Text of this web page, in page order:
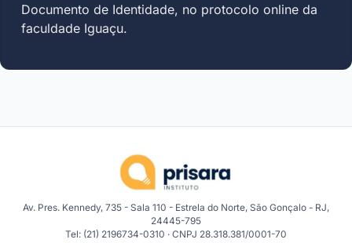
Documento de Identidade, no protocolo online da
faculdade Iguaçu.
Av. Pres. Kennedy, 735 - Sala 110 - Estrela do Norte, São Gonçalo - RJ,
24445-795
Tel: (21) 2196734-0310 · CNPJ 28.318.381/0001-70